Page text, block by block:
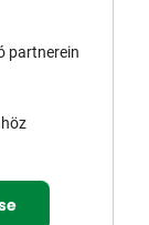
partnerein